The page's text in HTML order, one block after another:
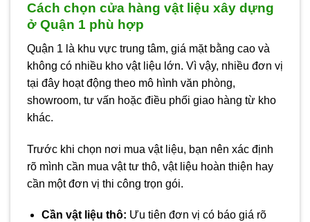
Cách chọn cửa hàng vật liệu xây dựng
ở Quận 1 phù hợp
Quận 1 là khu vực trung tâm, giá mặt bằng cao và
không có nhiều kho vật liệu lớn. Vì vậy, nhiều đơn vị
tại đây hoạt động theo mô hình văn phòng,
showroom, tư vấn hoặc điều phối giao hàng từ kho
khác.
Trước khi chọn nơi mua vật liệu, bạn nên xác định
rõ mình cần mua vật tư thô, vật liệu hoàn thiện hay
cần một đơn vị thi công trọn gói.
Cần vật liệu thô: Ưu tiên đơn vị có báo giá rõ